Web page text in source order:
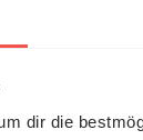
dir die
unsere
Gott ...
Geschichten